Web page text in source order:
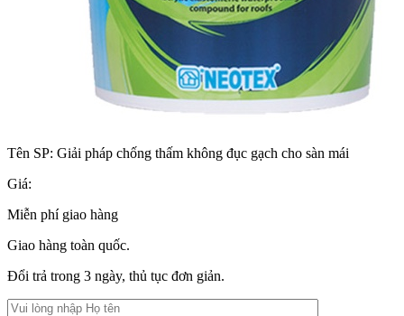
Tên SP: Giải pháp chống thấm không đục gạch cho sàn mái
Giá:
Miễn phí giao hàng
Giao hàng toàn quốc.
Đổi trả trong 3 ngày, thủ tục đơn giản.